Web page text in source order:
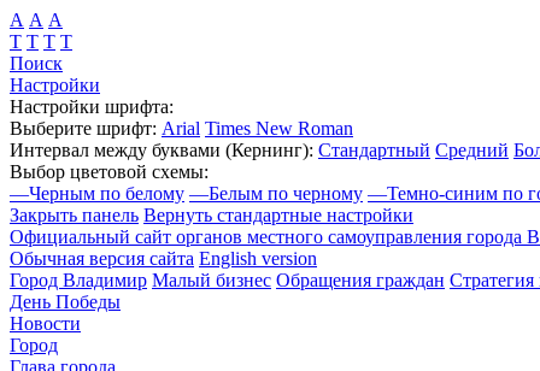
А А А
Т Т Т Т
Поиск
Настройки
Настройки шрифта:
Выберите шрифт: Arial Times New Roman
Интервал между буквами (Кернинг): Стандартный Средний
Выбор цветовой схемы:
—Черным по белому —Белым по черному —Темно-синим по
Закрыть панель Вернуть стандартные настройки
Официальный сайт органов местного самоуправления города
Обычная версия сайта English version
Город Владимир Малый бизнес Обращения граждан Стратегия
День Победы
Новости
Город
Глава города